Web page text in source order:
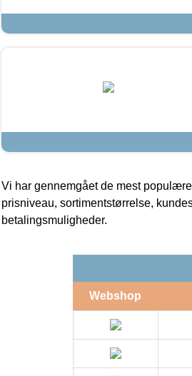
Vi har gennemgået de mest
prisniveau, sortimentstørrelse,
betalingsmuligheder.
Webshop